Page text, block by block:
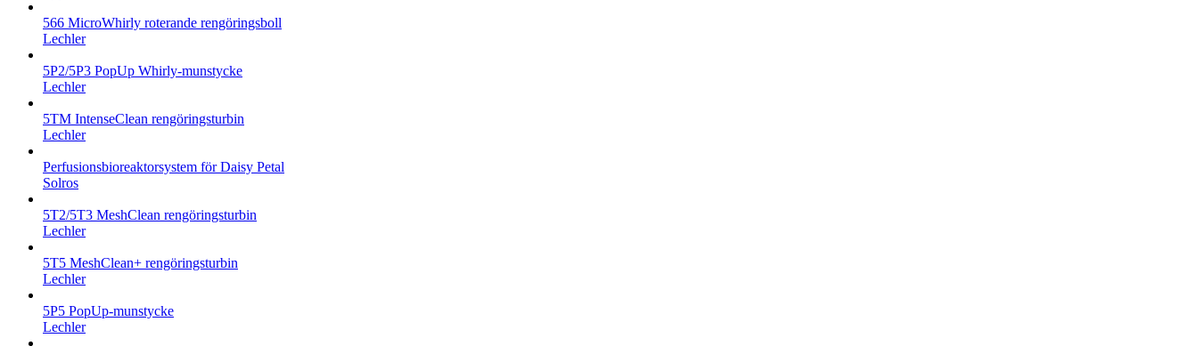
566 MicroWhirly roterande rengöringsboll
Lechler
5P2/5P3 PopUp Whirly-munstycke
Lechler
5TM IntenseClean rengöringsturbin
Lechler
Perfusionsbioreaktorsystem för Daisy Petal
Solros
5T2/5T3 MeshClean rengöringsturbin
Lechler
5T5 MeshClean+ rengöringsturbin
Lechler
5P5 PopUp-munstycke
Lechler